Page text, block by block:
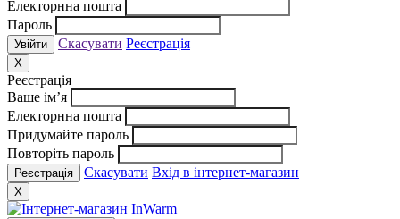
Електорнна пошта
Пароль
Скасувати Реєстрація
X
Реєстрація
Ваше ім’я
Електорнна пошта
Придумайте пароль
Повторіть пароль
Скасувати Вхід в інтернет-магазин
X